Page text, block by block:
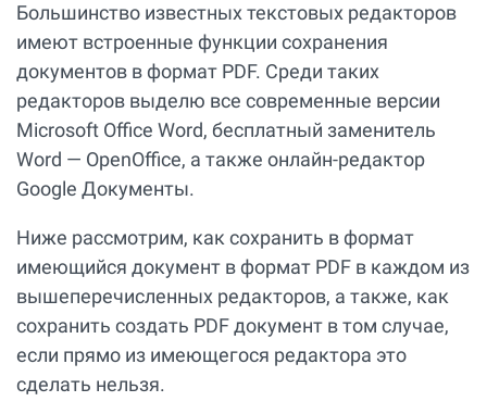
Большинство известных текстовых редакторов
имеют встроенные функции сохранения
документов в формат PDF. Среди таких
редакторов выделю все современные версии
Microsoft Office Word, бесплатный заменитель
Word — OpenOffice, а также онлайн-редактор
Google Документы.
Ниже рассмотрим, как сохранить в формат
имеющийся документ в формат PDF в каждом из
вышеперечисленных редакторов, а также, как
сохранить создать PDF документ в том случае,
если прямо из имеющегося редактора это
сделать нельзя.